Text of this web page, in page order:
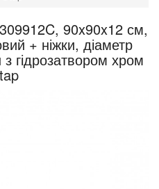
90x90x12 см,
+ ніжки, діаметр
гідрозатвором хром